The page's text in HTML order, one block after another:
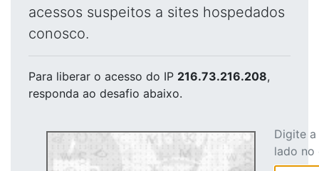
acessos suspeitos a sites hospedados
conosco.
Para liberar o acesso do IP 216.73.216.208,
responda ao desafio abaixo.
Digite
lado no